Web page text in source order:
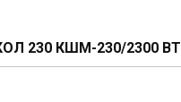
230 КШМ-230/2300 ВТ